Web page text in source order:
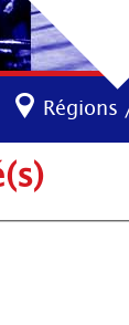
Régions